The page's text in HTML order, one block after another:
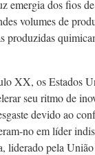
emergia dos fios
volumes de
produzidas
XX, os Estados
seu ritmo de
devido ao
no em líder
liderado pela